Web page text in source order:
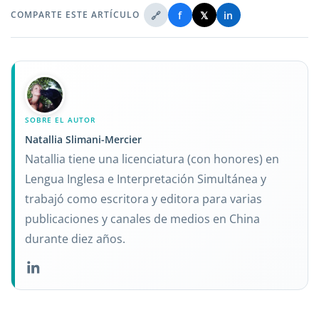
COMPARTE ESTE ARTÍCULO 🔗 f 𝕏 in
SOBRE EL AUTOR
Natallia Slimani-Mercier
Natallia tiene una licenciatura (con honores) en
Lengua Inglesa e Interpretación Simultánea y
trabajó como escritora y editora para varias
publicaciones y canales de medios en China
durante diez años.